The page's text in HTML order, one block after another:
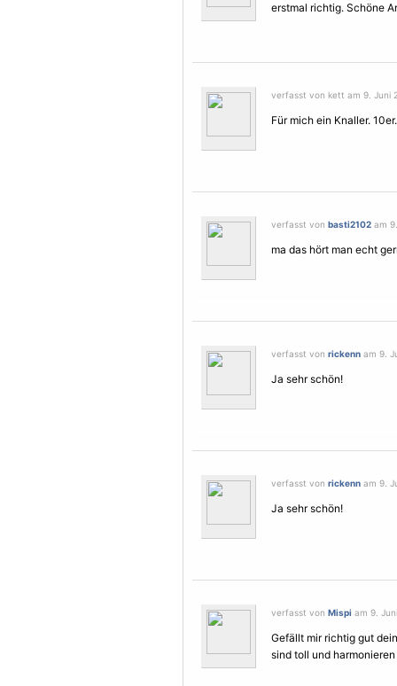
erstmal richtig. Schöne
verfasst von kett am 9. Juni
Für mich ein Knaller. 10er.
verfasst von basti2102 am
ma das hört man echt
verfasst von rickenn am 9.
Ja sehr schön!
verfasst von rickenn am 9.
Ja sehr schön!
verfasst von Mispi am 9.
Gefällt mir richtig gut
sind toll und